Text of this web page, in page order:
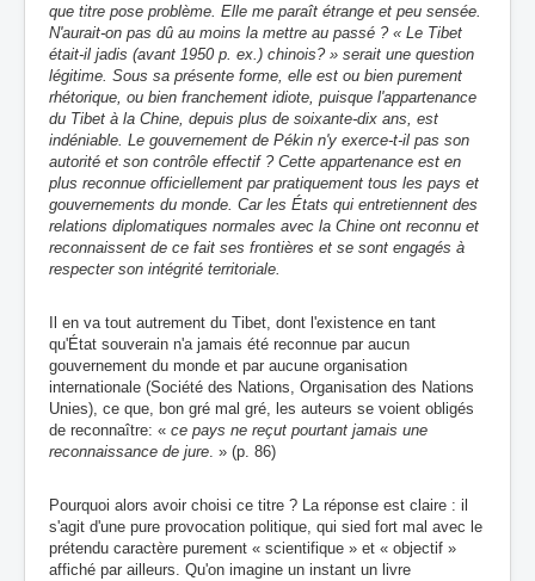
que titre pose problème. Elle me paraît étrange et peu sensée.
N'aurait-on pas dû au moins la mettre au passé ? « Le Tibet
était-il jadis (avant 1950 p. ex.) chinois? » serait une question
légitime. Sous sa présente forme, elle est ou bien purement
rhétorique, ou bien franchement idiote, puisque l'appartenance
du Tibet à la Chine, depuis plus de soixante-dix ans, est
indéniable. Le gouvernement de Pékin n'y exerce-t-il pas son
autorité et son contrôle effectif ? Cette appartenance est en
plus reconnue officiellement par pratiquement tous les pays et
gouvernements du monde. Car les États qui entretiennent des
relations diplomatiques normales avec la Chine ont reconnu et
reconnaissent de ce fait ses frontières et se sont engagés à
respecter son intégrité territoriale.
Il en va tout autrement du Tibet, dont l'existence en tant
qu'État souverain n'a jamais été reconnue par aucun
gouvernement du monde et par aucune organisation
internationale (Société des Nations, Organisation des Nations
Unies), ce que, bon gré mal gré, les auteurs se voient obligés
de reconnaître: « ce pays ne reçut pourtant jamais une
reconnaissance de jure. » (p. 86)
Pourquoi alors avoir choisi ce titre ? La réponse est claire : il
s'agit d'une pure provocation politique, qui sied fort mal avec le
prétendu caractère purement « scientifique » et « objectif »
affiché par ailleurs. Qu'on imagine un instant un livre